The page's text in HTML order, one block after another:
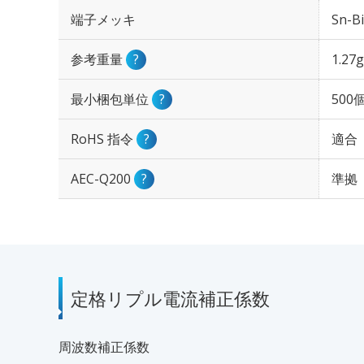
端子メッキ Sn-Bi
参考重量 ? 1.27g
最小梱包単位 ? 500
RoHS 指令 ? 適合
AEC-Q200 ? 準拠
定格リプル電流補正係数
周波数補正係数